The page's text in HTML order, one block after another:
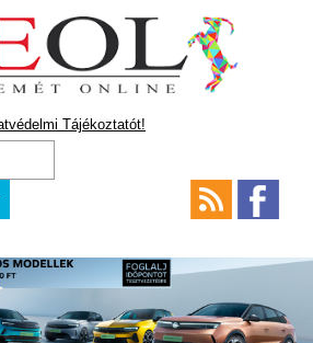
Tájékoztatót!